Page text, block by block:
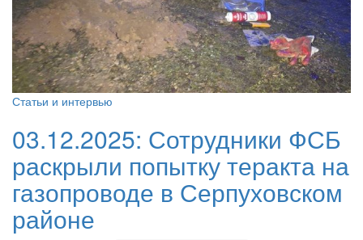
Статьи и интервью
03.12.2025: Сотрудники ФСБ
раскрыли попытку теракта на
газопроводе в Серпуховском
районе